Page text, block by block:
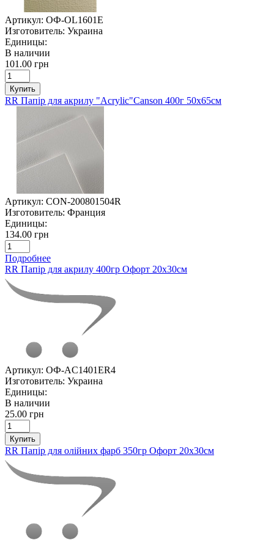
Артикул: ОФ-OL1601E
Изготовитель: Украина
Единицы:
В наличии
101.00 грн
Купить
RR Папір для акрилу "Acrylic"Canson 400г 50х65см
Артикул: CON-200801504R
Изготовитель: Франция
Единицы:
134.00 грн
Подробнее
RR Папір для акрилу 400гр Офорт 20х30см
Артикул: ОФ-AC1401ER4
Изготовитель: Украина
Единицы:
В наличии
25.00 грн
Купить
RR Папір для олійних фарб 350гр Офорт 20х30см